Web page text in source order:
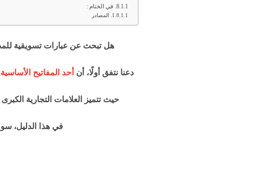
في الختام :
المصادر
هل تبحث عن عبارات تسويقية
دعنا نتفق أولًا، أن أحد المفاتيح
حيث تتميز العلامات التجارية
في هذا الدليل،